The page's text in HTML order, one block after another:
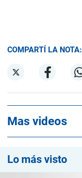
COMPARTÍ LA NOTA:
Mas videos
Lo más visto